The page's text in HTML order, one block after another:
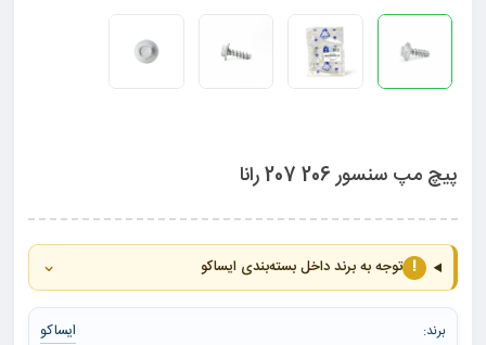
پیچ مپ سنسور 206 207 رانا
! توجه به برند داخل بسته‌بندی ایساکو ⌄
برند: ایساکو